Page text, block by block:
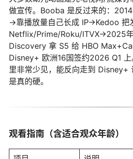
做宣传。Booba 是反过来的：
→靠播放量自己长成 IP→Kedoo 把
Netflix/Prime/Roku/ITVX→2025
Discovery 拿 S5 给 HBO
Disney+ 欧洲16国签约2026 Q1
里非常少见，能反向走到 Disney+
是真的硬。
观看指南（含适合观众年龄）